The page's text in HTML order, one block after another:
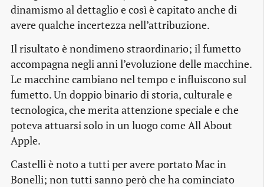
dinamismo al dettaglio e così è capitato anche di
avere qualche incertezza nell’attribuzione.
Il risultato è nondimeno straordinario; il fumetto
accompagna negli anni l’evoluzione delle macchine.
Le macchine cambiano nel tempo e influiscono sul
fumetto. Un doppio binario di storia, culturale e
tecnologica, che merita attenzione speciale e che
poteva attuarsi solo in un luogo come All About
Apple.
Castelli è noto a tutti per avere portato Mac in
Bonelli; non tutti sanno però che ha cominciato